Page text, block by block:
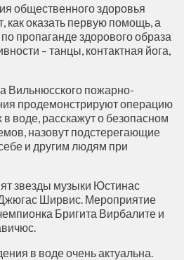
общественного здоровья
как оказать первую помощь, а
пропаганде здорового образа
– танцы, контактная йога,
Вильнюсского пожарно-
продемонстрируют операцию
воде, расскажут о безопасном
назовут подстерегающие
и другим людям при
звезды музыки Юстинас
Ширвис. Мероприятие
Бригита Вирбалите и
в воде очень актуальна.